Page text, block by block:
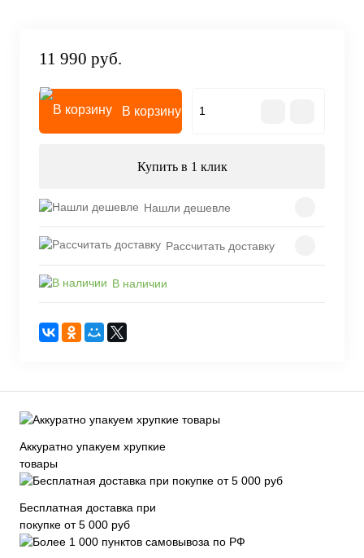
11 990 руб.
В корзину
Купить в 1 клик
Нашли дешевле
Рассчитать доставку
В наличии
Аккуратно упакуем хрупкие
товары
Бесплатная доставка при
покупке от 5 000 руб